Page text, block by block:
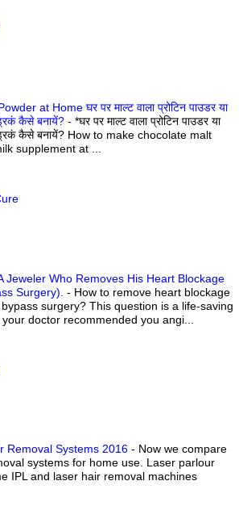
at Home घर पर माल्ट वाला प्रोटिन पाउडर या
कैसे बनायें? - *घर पर माल्ट वाला प्रोटिन पाउडर या
ड्रिकं कैसे बनायें? How to make chocolate malt
supplement at ...
Jeweler Who Removes His Heart Blockage
Surgery). - How to remove heart blockage
surgery? This question is a life-saving
doctor recommended you angi...
Removal Systems 2016 - Now we compare
systems for home use. Laser parlour
IPL and laser hair removal machines